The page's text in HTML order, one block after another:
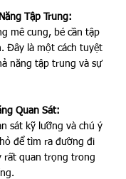
Tập Trung:
mê cung, bé cần tập
Đây là một cách tuyệt
năng tập trung và sự
Quan Sát:
sát kỹ lưỡng và chú ý
để tìm ra đường đi
rất quan trọng trong